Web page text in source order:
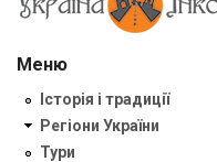
Меню
Історія і традиції
Регіони України
Тури